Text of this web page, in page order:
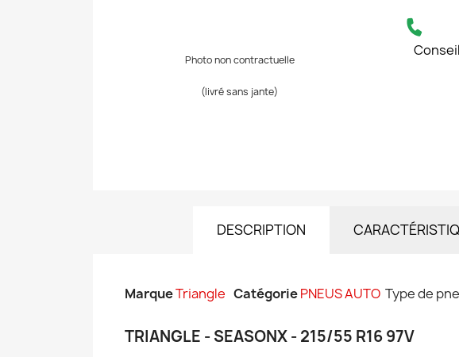
Photo non contractuelle
(livré sans jante)
DESCRIPTION
MarqueTriangle CatégoriePNEUS AUTO Type de
TRIANGLE - SEASONX - 215/55 R16 97V